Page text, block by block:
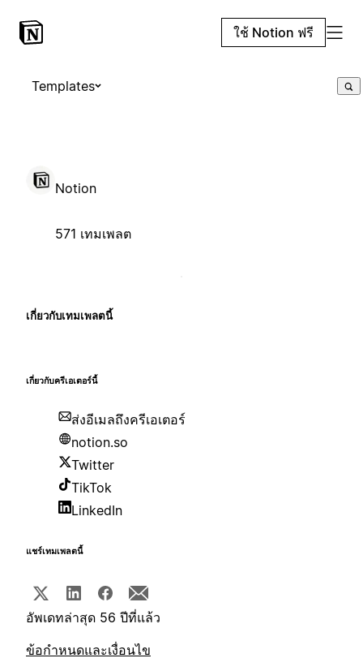
ใช้ Notion ฟรี
Templates
Notion
571 เทมเพลต
เกี่ยวกับเทมเพลตนี้
เกี่ยวกับครีเอเตอร์นี้
ส่งอีเมลถึงครีเอเตอร์
notion.so
Twitter
TikTok
LinkedIn
แชร์เทมเพลตนี้
อัพเดทล่าสุด 56 ปีที่แล้ว
ข้อกำหนดและเงื่อนไข